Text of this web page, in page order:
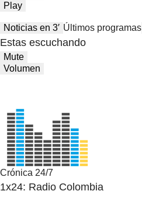
Play
Noticias en 3′ Últimos programas
Estas escuchando
Mute
Volumen
Crónica 24/7
1x24: Radio Colombia